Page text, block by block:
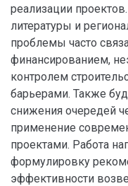
реализации
литературы и
проблемы часто
финансированием,
контролем
барьерами. Также
снижения очередей
применение
проектами. Работа
формулировку
эффективности